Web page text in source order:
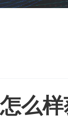
怎么